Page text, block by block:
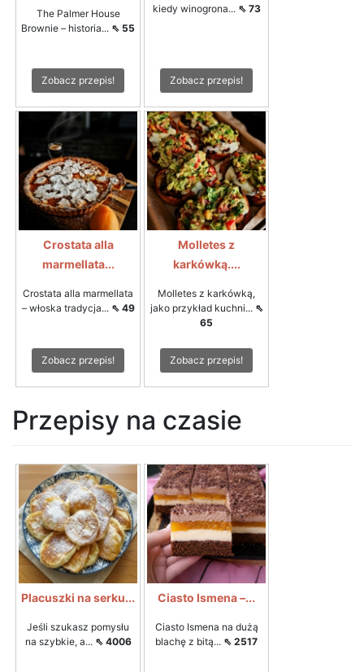
The Palmer House
Brownie – historia... ⇖ 55
Zobacz przepis!
kiedy winogrona... ⇖ 73
Zobacz przepis!
Crostata alla
marmellata...
Crostata alla marmellata
– włoska tradycja... ⇖ 49
Zobacz przepis!
Molletes z
karkówką....
Molletes z karkówką,
jako przykład kuchni... ⇖
65
Zobacz przepis!
Przepisy na czasie
Placuszki na serku...
Jeśli szukasz pomysłu
na szybkie, a... ⇖ 4006
Ciasto Ismena –...
Ciasto Ismena na dużą
blachę z bitą... ⇖ 2517